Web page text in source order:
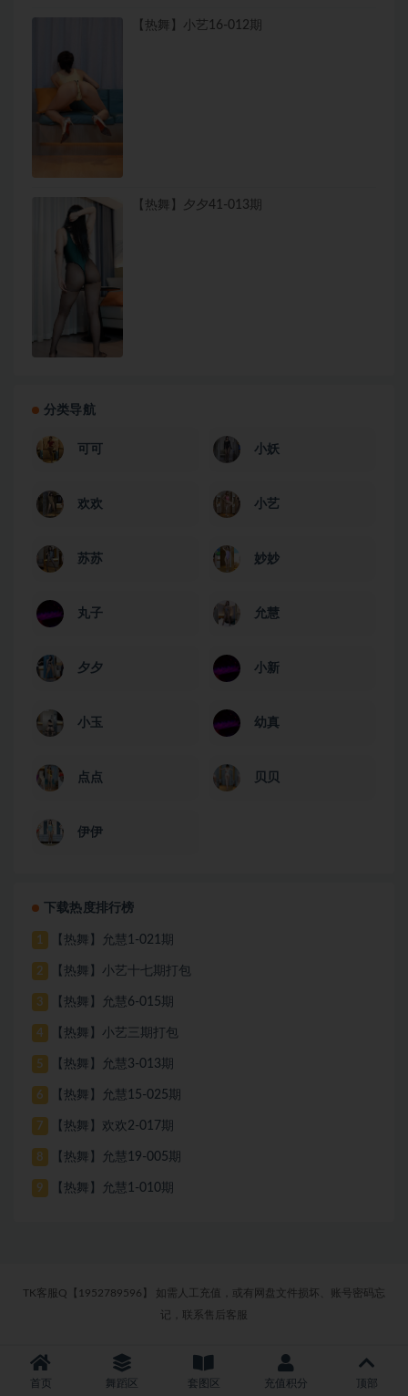
【热舞】小艺16-012期
【热舞】夕夕41-013期
分类导航
可可 小妖
欢欢 小艺
苏苏 妙妙
丸子 允慧
夕夕 小新
小玉 幼真
点点 贝贝
伊伊
下载热度排行榜
1 【热舞】允慧1-021期
2 【热舞】小艺十七期打包
3 【热舞】允慧6-015期
4 【热舞】小艺三期打包
5 【热舞】允慧3-013期
6 【热舞】允慧15-025期
7 【热舞】欢欢2-017期
8 【热舞】允慧19-005期
9 【热舞】允慧1-010期
TK客服Q【1952789596】 如需人工充值，或有网盘文件损坏、账号密码忘
记，联系售后客服
首页 舞蹈区 套图区 充值积分 顶部